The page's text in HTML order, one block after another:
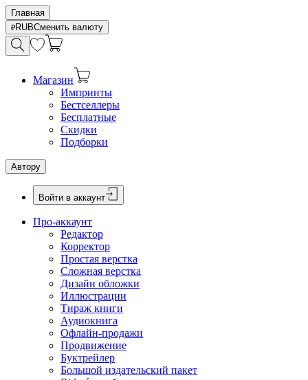
Главная
RUBСменить валюту
Магазин
Импринты
Бестселлеры
Бесплатные
Скидки
Подборки
Автору
Войти в аккаунт
Про-аккаунт
Редактор
Корректор
Простая верстка
Сложная верстка
Дизайн обложки
Иллюстрации
Тираж книги
Аудиокнига
Офлайн-продажи
Продвижение
Буктрейлер
Большой издательский пакет